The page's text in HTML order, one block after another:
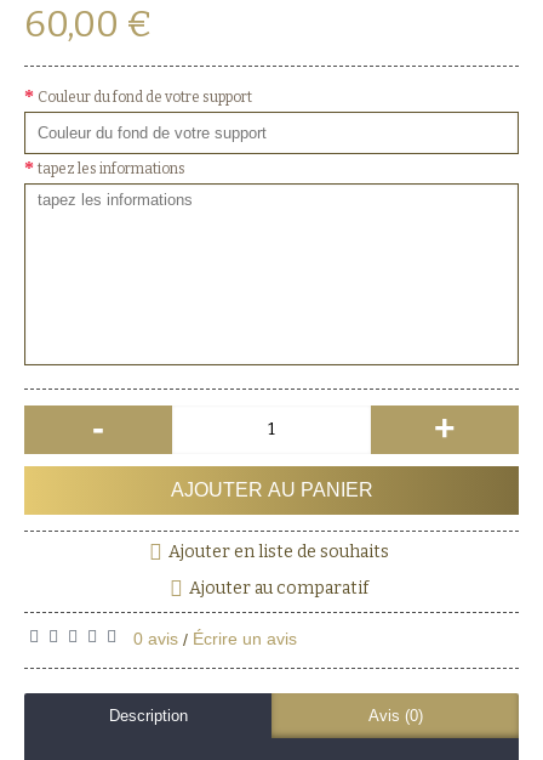
60,00 €
Couleur du fond de votre support
tapez les informations
- +
AJOUTER AU PANIER
Ajouter en liste de souhaits
Ajouter au comparatif
0 avis / Écrire un avis
Description Avis (0)